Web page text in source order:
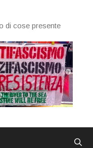
di cose presente